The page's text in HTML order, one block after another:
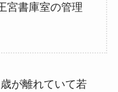
宮書庫室の管理
が離れていて若